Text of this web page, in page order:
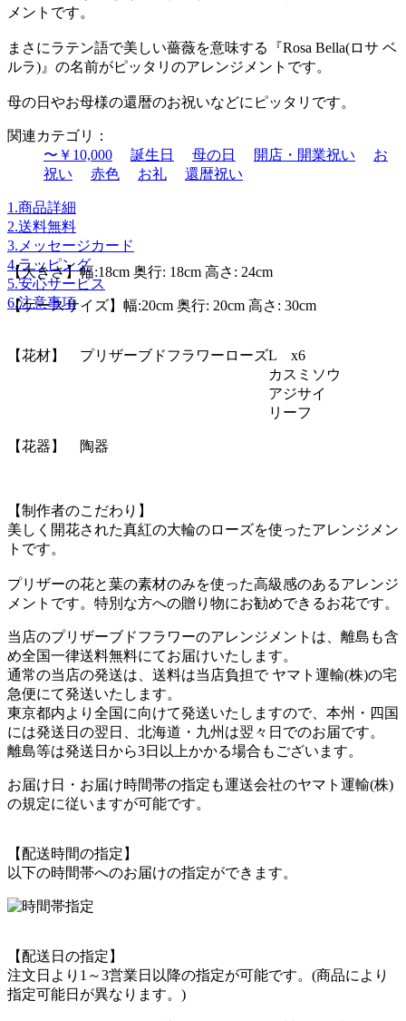
メントです。
まさにラテン語で美しい薔薇を意味する『Rosa Bella(ロサ ベ
ルラ)』の名前がピッタリのアレンジメントです。
母の日やお母様の還暦のお祝いなどにピッタリです。
関連カテゴリ：
〜￥10,000
誕生日 母の日 開店・開業祝い
お
祝い
赤色 お礼 還暦祝い
1.商品詳細
2.送料無料
3.メッセージカード
4.ラッピング
5.安心サービス
6.注意事項
【大きさ】幅:18cm 奥行: 18cm 高さ: 24cm
【ケースサイズ】幅:20cm 奥行: 20cm 高さ: 30cm
【花材】 プリザーブドフラワーローズL x6
カスミソウ
アジサイ
リーフ
【花器】 陶器
【制作者のこだわり】
美しく開花された真紅の大輪のローズを使ったアレンジメン
トです。
プリザーの花と葉の素材のみを使った高級感のあるアレンジ
メントです。特別な方への贈り物にお勧めできるお花です。
当店のプリザーブドフラワーのアレンジメントは、離島も含
め全国一律送料無料にてお届けいたします。
通常の当店の発送は、送料は当店負担で ヤマト運輸(株)の宅
急便にて発送いたします。
東京都内より全国に向けて発送いたしますので、本州・四国
には発送日の翌日、北海道・九州は翌々日でのお届です。
離島等は発送日から3日以上かかる場合もございます。
お届け日・お届け時間帯の指定も運送会社のヤマト運輸(株)
の規定に従いますが可能です。
【配送時間の指定】
以下の時間帯へのお届けの指定ができます。
【配送日の指定】
注文日より1～3営業日以降の指定が可能です。(商品により
指定可能日が異なります。)